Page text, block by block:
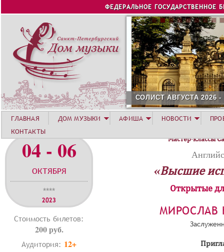
Jump to navigation
ФЕДЕРАЛЬНОЕ ГОСУДАРСТВЕННОЕ
СОЛИСТ АВГУСТА 2026
04 - 06
ОКТЯБРЯ
****
2023
Стоимость билетов:
200 руб.
Аудитория: 12+
Мастер-классы
«Высшие
Открытые
МИРОСЛАВ
ГЛАВНАЯ ДОМ МУЗЫКИ АФИША НОВОСТИ
КОНТАКТЫ